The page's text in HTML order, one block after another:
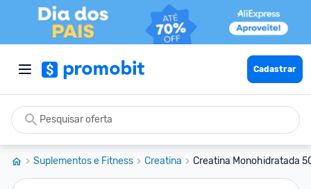
Cadastrar
Suplementos e Fitness Creatina Creatina Monohidratada